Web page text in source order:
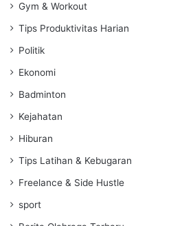
Gym & Workout
Tips Produktivitas Harian
Politik
Ekonomi
Badminton
Kejahatan
Hiburan
Tips Latihan & Kebugaran
Freelance & Side Hustle
sport